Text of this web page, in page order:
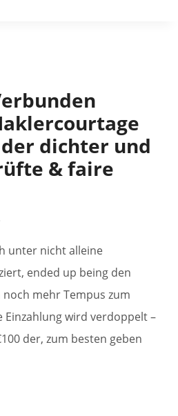
dichter und
& faire
unter nicht alleine
ended up being den
noch mehr Tempus zum
Einzahlung wird verdoppelt –
der, zum besten geben